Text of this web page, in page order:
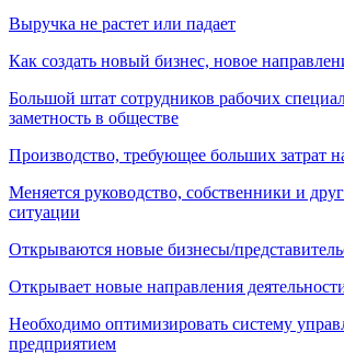
Выручка не растет или падает
Как создать новый бизнес, новое
Большой штат сотрудников рабочих
заметность в обществе
Производство, требующее больших затрат
Меняется руководство, собственники и
ситуации
Открываются новые бизнесы/
Открывает новые направления
Необходимо оптимизировать систему
предприятием